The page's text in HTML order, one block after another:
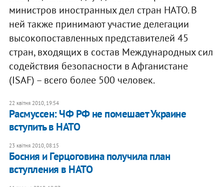
министров иностранных дел стран НАТО. В
ней также принимают участие делегации
высокопоставленных представителей 45
стран, входящих в состав Международных сил
содействия безопасности в Афганистане
(ISAF) – всего более 500 человек.
22 квітня 2010, 19:54
Расмуссен: ЧФ РФ не помешает Украине
вступить в НАТО
23 квітня 2010, 08:15
Босния и Герцоговина получила план
вступления в НАТО